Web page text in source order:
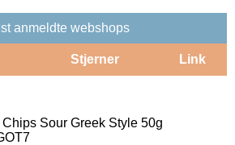
anmeldte webshops
Stjerner Link
Sour Greek Style 50g